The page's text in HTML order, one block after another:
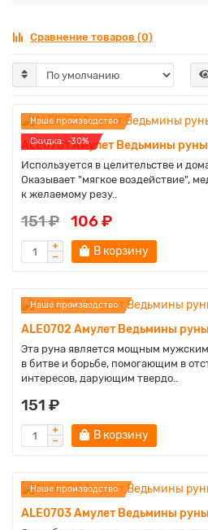
Сравнение товаров (0)
Наше производство
Cкидка: -30%
ALE0701 Амулет Ведьмины
Используется в целительстве и
Оказывает "мягкое воздействие",
к желаемому резу..
151 ₽ 106 ₽
В корзину
Наше производство
ALE0702 Амулет Ведьмины
Эта руна является мощным
в битве и борьбе, помогающим в
интересов, дарующим твердо..
151 ₽
В корзину
Наше производство
ALE0703 Амулет Ведьмины